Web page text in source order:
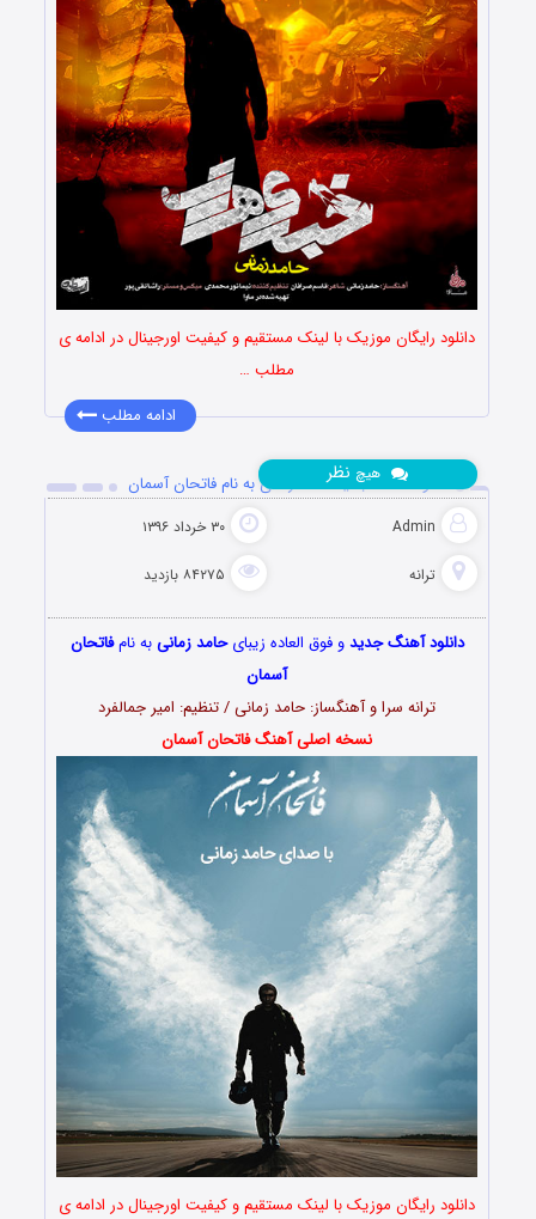
دانلود رایگان موزیک با لینک مستقیم و کیفیت اورجینال در ادامه ی
مطلب …
ادامه مطلب
دانلود آهنگ جدید حامد زمانی به نام فاتحان آسمان
Admin ۳۰ خرداد ۱۳۹۶
ترانه ۸۴۲۷۵ بازدید
هیچ نظر
دانلود آهنگ جدیدو فوق العاده زیبایحامد زمانیبه نامفاتحان
آسمان
ترانه سرا و آهنگساز: حامد زمانی / تنظیم: امیر جمالفرد
نسخه اصلی آهنگ فاتحان آسمان
دانلود رایگان موزیک با لینک مستقیم و کیفیت اورجینال در ادامه ی